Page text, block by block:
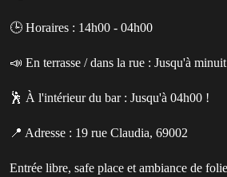
🕒 Horaires : 14h00 - 04h00
📣 En terrasse / dans la rue : Jusqu'à
🕺 À l'intérieur du bar : Jusqu'à 04h00 !
📍 Adresse : 19 rue Claudia, 69002
Entrée libre, safe place et ambiance de